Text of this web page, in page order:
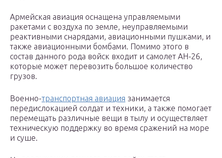
Армейская авиация оснащена управляемыми
ракетами с воздуха по земле, неуправляемыми
реактивными снарядами, авиационными пушками, и
также авиационными бомбами. Помимо этого в
состав данного рода войск входит и самолет АН-26,
которые может перевозить большое количество
грузов.
Военно-транспортная авиация занимается
передислокацией солдат и техники, а также помогает
перемещать различные вещи в тылу и осуществляет
техническую поддержку во время сражений на море
и суше.